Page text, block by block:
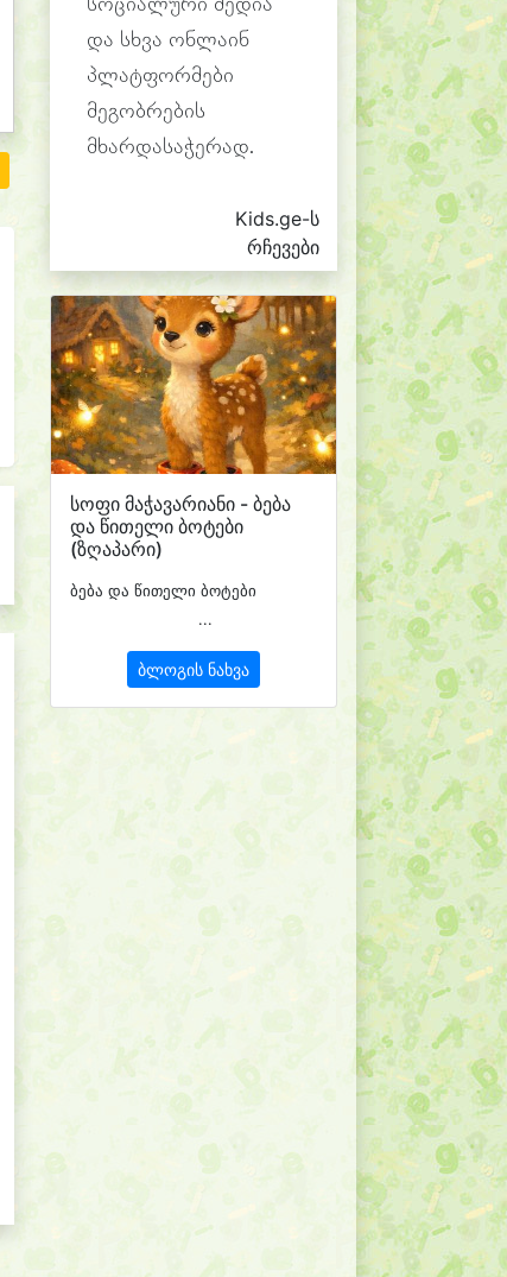
სოციალური მედია
და სხვა ონლაინ
პლატფორმები
მეგობრების
მხარდასაჭერად.
Kids.ge-ს
რჩევები
სოფი მაჭავარიანი - ბება
და წითელი ბოტები
(ზღაპარი)
ბება და წითელი ბოტები
...
ბლოგის ნახვა